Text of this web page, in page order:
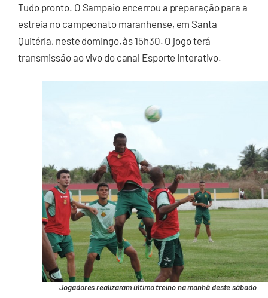
Tudo pronto. O Sampaio encerrou a preparação para a
estreia no campeonato maranhense, em Santa
Quitéria, neste domingo, às 15h30. O jogo terá
transmissão ao vivo do canal Esporte Interativo.
Jogadores realizaram último treino na manhã deste sábado